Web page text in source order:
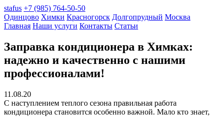
stafus +7 (985) 764-50-50
Одинцово Химки Красногорск Долгопрудный Москва
Главная Наши услуги Контакты Статьи
Заправка кондиционера в Химках:
надежно и качественно с нашими
профессионалами!
11.08.20
С наступлением теплого сезона правильная работа
кондиционера становится особенно важной. Мало кто знает,